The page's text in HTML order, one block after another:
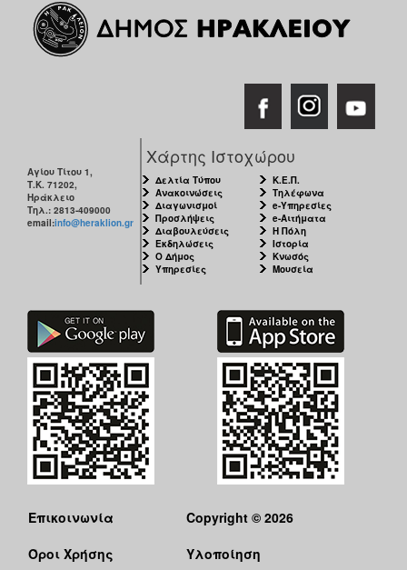
Αγίου Τίτου 1,
Τ.Κ. 71202,
Ηράκλειο
Τηλ.: 2813-409000
email:info@heraklion.gr
Χάρτης Ιστοχώρου
Δελτία Τύπου
Ανακοινώσεις
Διαγωνισμοί
Προσλήψεις
Διαβουλεύσεις
Εκδηλώσεις
Ο Δήμος
Υπηρεσίες
Κ.Ε.Π.
Τηλέφωνα
e-Υπηρεσίες
e-Αιτήματα
Η Πόλη
Ιστορία
Κνωσός
Μουσεία
Επικοινωνία
Όροι Χρήσης
Copyright © 2026
Υλοποίηση